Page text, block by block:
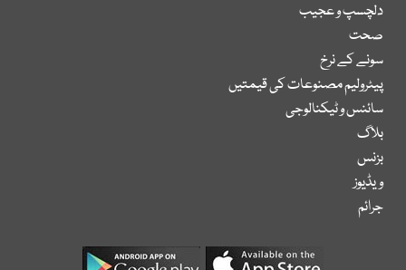
دلچسپ و عجیب
صحت
سونے کے نرخ
پیٹرولیم مصنوعات کی قیمتیں
سائنس و ٹیکنالوجی
بلاگ
بزنس
ویڈیوز
جرائم